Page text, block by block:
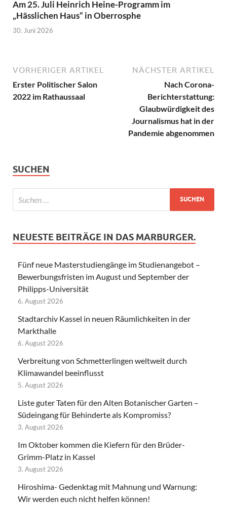
Am 25. Juli Heinrich Heine-Programm im
„Hässlichen Haus“ in Oberrosphe
30. Juni 2026
VORHERIGER ARTIKEL
Erster Politischer Salon
2022 im Rathaussaal
NÄCHSTER ARTIKEL
Nach Corona-
Berichterstattung:
Glaubwürdigkeit des
Journalismus hat in der
Pandemie abgenommen
SUCHEN
NEUESTE BEITRÄGE IN DAS MARBURGER.
Fünf neue Masterstudiengänge im Studienangebot –
Bewerbungsfristen im August und September der
Philipps-Universität
6. August 2026
Stadtarchiv Kassel in neuen Räumlichkeiten in der
Markthalle
6. August 2026
Verbreitung von Schmetterlingen weltweit durch
Klimawandel beeinflusst
5. August 2026
Liste guter Taten für den Alten Botanischer Garten –
Südeingang für Behinderte als Kompromiss?
3. August 2026
Im Oktober kommen die Kiefern für den Brüder-
Grimm-Platz in Kassel
3. August 2026
Hiroshima- Gedenktag mit Mahnung und Warnung:
Wir werden euch nicht helfen können!